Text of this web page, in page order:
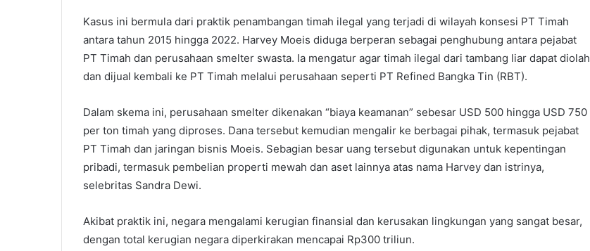
Kasus ini bermula dari praktik penambangan timah ilegal yang terjadi di wilayah konsesi PT Timah
antara tahun 2015 hingga 2022. Harvey Moeis diduga berperan sebagai penghubung antara pejabat
PT Timah dan perusahaan smelter swasta. Ia mengatur agar timah ilegal dari tambang liar dapat diolah
dan dijual kembali ke PT Timah melalui perusahaan seperti PT Refined Bangka Tin (RBT).
Dalam skema ini, perusahaan smelter dikenakan “biaya keamanan” sebesar USD 500 hingga USD 750
per ton timah yang diproses. Dana tersebut kemudian mengalir ke berbagai pihak, termasuk pejabat
PT Timah dan jaringan bisnis Moeis. Sebagian besar uang tersebut digunakan untuk kepentingan
pribadi, termasuk pembelian properti mewah dan aset lainnya atas nama Harvey dan istrinya,
selebritas Sandra Dewi.
Akibat praktik ini, negara mengalami kerugian finansial dan kerusakan lingkungan yang sangat besar,
dengan total kerugian negara diperkirakan mencapai Rp300 triliun.